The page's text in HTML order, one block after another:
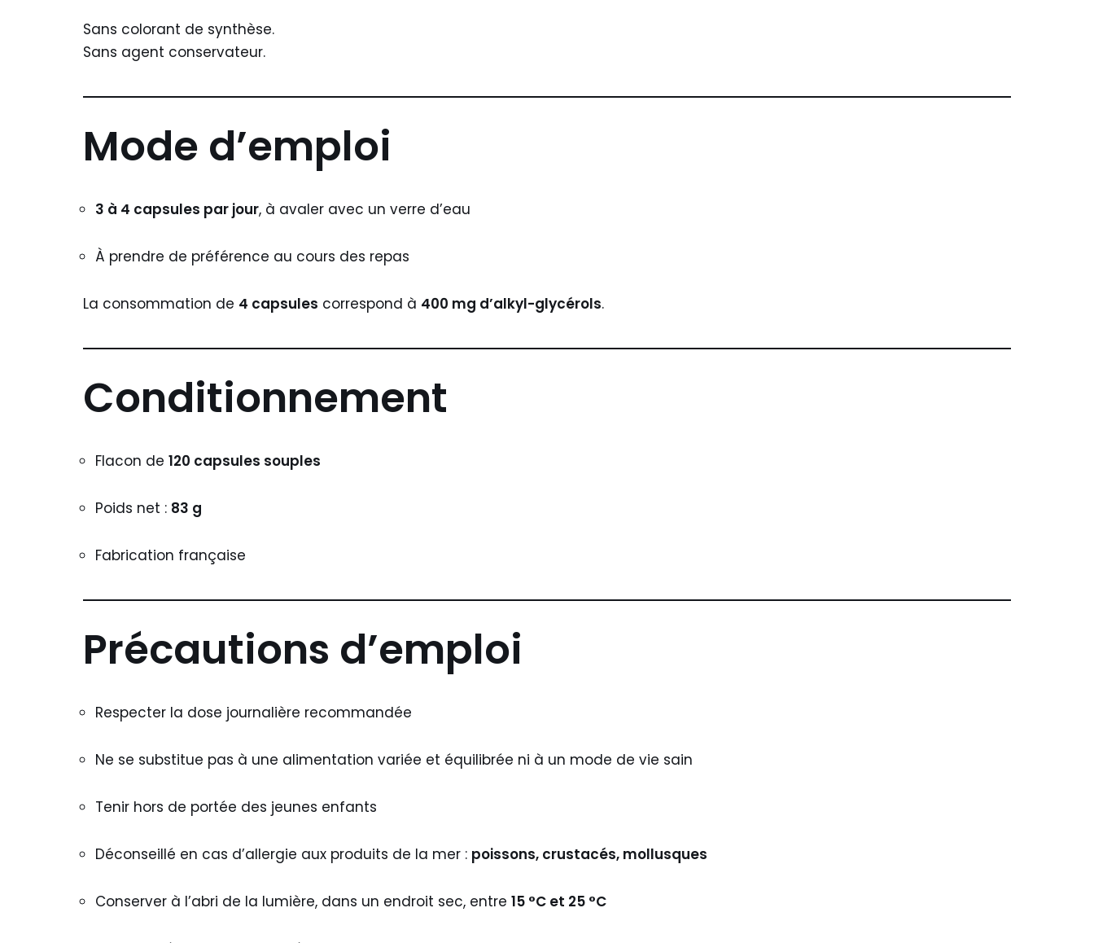
Sans colorant de synthèse.
Sans agent conservateur.
Mode d’emploi
3 à 4 capsules par jour, à avaler avec un verre d’eau
À prendre de préférence au cours des repas
La consommation de 4 capsules correspond à 400 mg d’alkyl-glycérols.
Conditionnement
Flacon de 120 capsules souples
Poids net : 83 g
Fabrication française
Précautions d’emploi
Respecter la dose journalière recommandée
Ne se substitue pas à une alimentation variée et équilibrée ni à un mode de vie sain
Tenir hors de portée des jeunes enfants
Déconseillé en cas d’allergie aux produits de la mer : poissons, crustacés, mollusques
Conserver à l’abri de la lumière, dans un endroit sec, entre 15 °C et 25 °C